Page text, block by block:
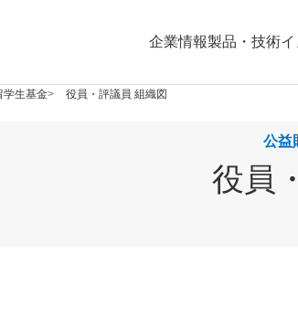
企業情報製品・技術
学生基金 役員・評議員 組織図
公益
役員